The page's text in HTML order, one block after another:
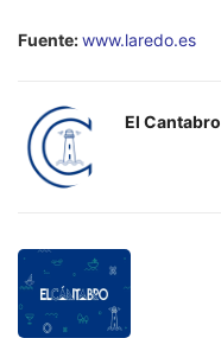
Fuente:www.laredo.es
El Cantabro